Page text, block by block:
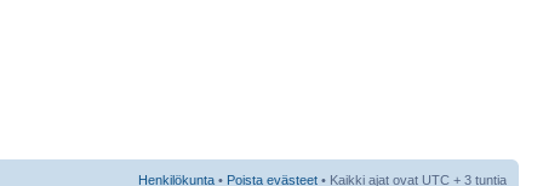
Henkilökunta • Poista evästeet • Kaikki ajat ovat UTC + 3 tuntia